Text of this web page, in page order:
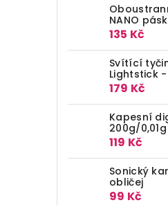
NANO
135 Kč
Svítící
Lightstick -
179 Kč
Kapesní
200g/0,01g
119 Kč
Sonický
obličej
99 Kč